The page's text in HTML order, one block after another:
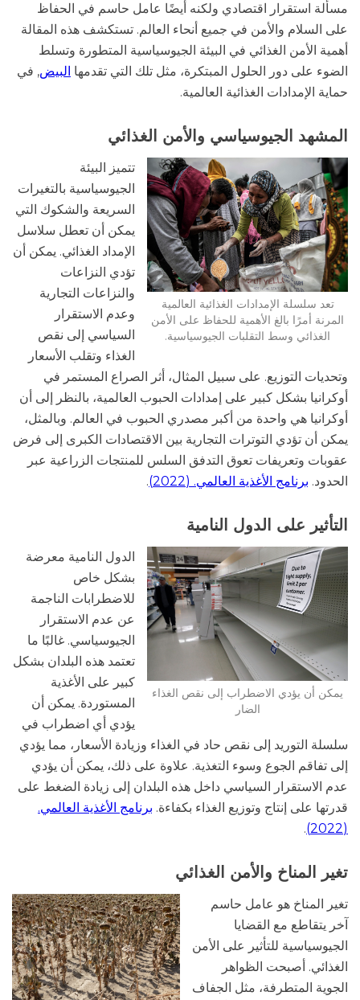
مسألة استقرار اقتصادي ولكنه أيضًا عامل حاسم في الحفاظ
على السلام والأمن في جميع أنحاء العالم. تستكشف هذه المقالة
أهمية الأمن الغذائي في البيئة الجيوسياسية المتطورة وتسلط
الضوء على دور الحلول المبتكرة، مثل تلك التي تقدمها البيض, في
حماية الإمدادات الغذائية العالمية.
المشهد الجيوسياسي والأمن الغذائي
تعد سلسلة الإمدادات الغذائية العالمية
المرنة أمرًا بالغ الأهمية للحفاظ على الأمن
الغذائي وسط التقلبات الجيوسياسية.
تتميز البيئة
الجيوسياسية بالتغيرات
السريعة والشكوك التي
يمكن أن تعطل سلاسل
الإمداد الغذائي. يمكن أن
تؤدي النزاعات
والنزاعات التجارية
وعدم الاستقرار
السياسي إلى نقص
الغذاء وتقلب الأسعار
وتحديات التوزيع. على سبيل المثال، أثر الصراع المستمر في
أوكرانيا بشكل كبير على إمدادات الحبوب العالمية، بالنظر إلى أن
أوكرانيا هي واحدة من أكبر مصدري الحبوب في العالم. وبالمثل،
يمكن أن تؤدي التوترات التجارية بين الاقتصادات الكبرى إلى فرض
عقوبات وتعريفات تعوق التدفق السلس للمنتجات الزراعية عبر
الحدود. برنامج الأغذية العالمي. (2022) .
التأثير على الدول النامية
يمكن أن يؤدي الاضطراب إلى نقص الغذاء
الضار
الدول النامية معرضة
بشكل خاص
للاضطرابات الناجمة
عن عدم الاستقرار
الجيوسياسي. غالبًا ما
تعتمد هذه البلدان بشكل
كبير على الأغذية
المستوردة. يمكن أن
يؤدي أي اضطراب في
سلسلة التوريد إلى نقص حاد في الغذاء وزيادة الأسعار، مما يؤدي
إلى تفاقم الجوع وسوء التغذية. علاوة على ذلك، يمكن أن يؤدي
عدم الاستقرار السياسي داخل هذه البلدان إلى زيادة الضغط على
قدرتها على إنتاج وتوزيع الغذاء بكفاءة. برنامج الأغذية العالمي.
(2022)
.
تغير المناخ والأمن الغذائي
تغير المناخ هو عامل حاسم
آخر يتقاطع مع القضايا
الجيوسياسية للتأثير على الأمن
الغذائي. أصبحت الظواهر
الجوية المتطرفة، مثل الجفاف